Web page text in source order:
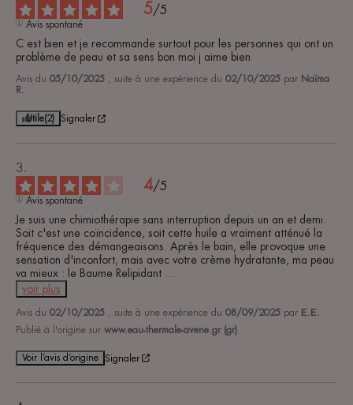
5/5
Avis spontané
C est bien et je recommande surtout pour les personnes qui ont un
problème de peau et sa sens bon moi j aime bien
Avis du 05/10/2025 , suite à une expérience du 02/10/2025 par Naïma
R.
Utile(2) Signaler
4/5
Avis spontané
Je suis une chimiothérapie sans interruption depuis un an et demi.
Soit c'est une coïncidence, soit cette huile a vraiment atténué la
fréquence des démangeaisons. Après le bain, elle provoque une
sensation d'inconfort, mais avec votre crème hydratante, ma peau
va mieux : le Baume Relipidant
voir plus
Avis du 02/10/2025 , suite à une expérience du 08/09/2025 par Ε.Ε.
Publié à l'origine sur www.eau-thermale-avene.gr (gr)
Voir l’avis d’origine Signaler